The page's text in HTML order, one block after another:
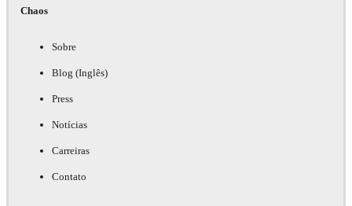
Chaos
Sobre
Blog (Inglês)
Press
Notícias
Carreiras
Contato